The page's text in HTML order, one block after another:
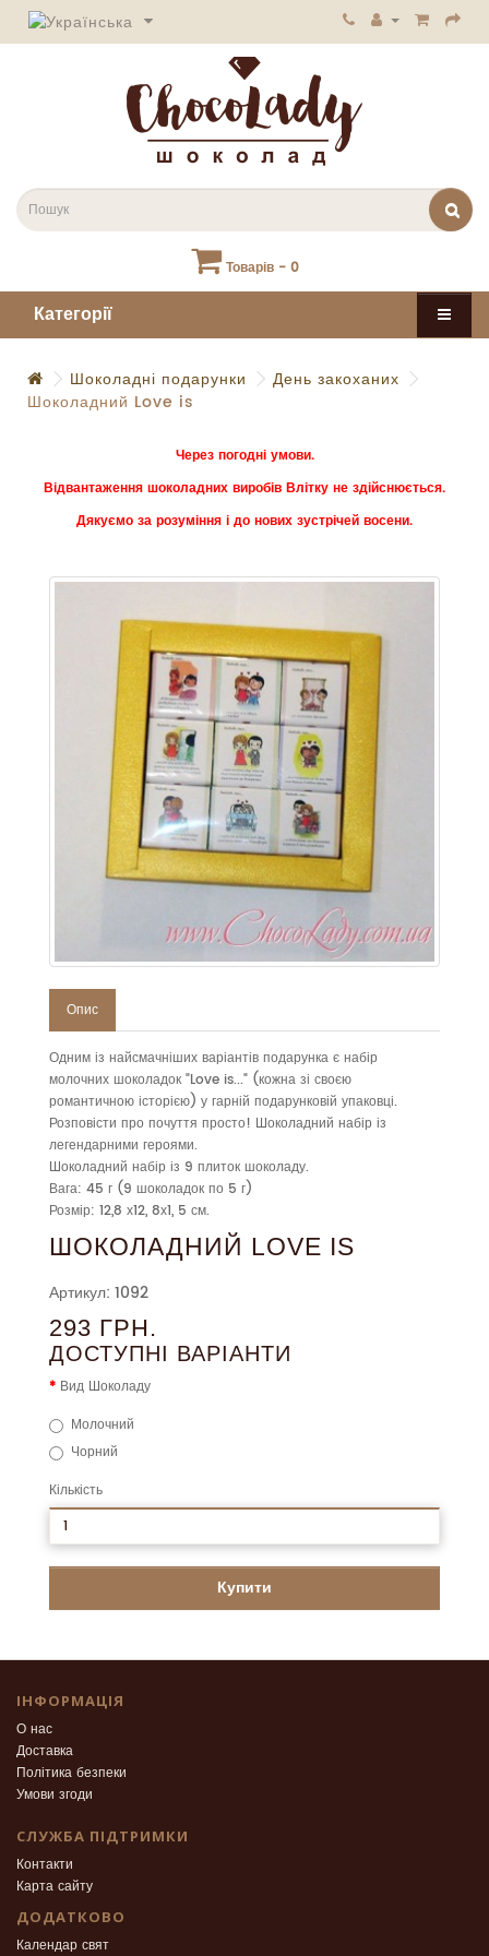
Товарів - 0
Категорії
Шоколадні подарунки
День закоханих
Шоколадний Love is
Через погодні умови.
Відвантаження шоколадних виробів Влітку не здійснюється.
Дякуємо за розуміння і до нових зустрічей восени.
Опис
Одним із найсмачніших варіантів подарунка є набір
молочних шоколадок "Love is..." (кожна зі своєю
романтичною історією) у гарній подарунковій упаковці.
Розповісти про почуття просто! Шоколадний набір із
легендарними героями.
Шоколадний набір із 9 плиток шоколаду.
Вага: 45 г (9 шоколадок по 5 г)
Розмір: 12,8 х12, 8х1, 5 см.
ШОКОЛАДНИЙ LOVE IS
Артикул: 1092
293 ГРН.
ДОСТУПНІ ВАРІАНТИ
Вид Шоколаду
Молочний
Чорний
Кількість
Купити
ІНФОРМАЦІЯ
О нас
Доставка
Політика безпеки
Умови згоди
СЛУЖБА ПІДТРИМКИ
Контакти
Карта сайту
ДОДАТКОВО
Календар свят